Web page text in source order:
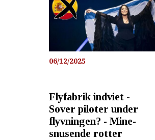
06/12/2025
Flyfabrik indviet -
Sover piloter under
flyvningen? - Mine-
snusende rotter